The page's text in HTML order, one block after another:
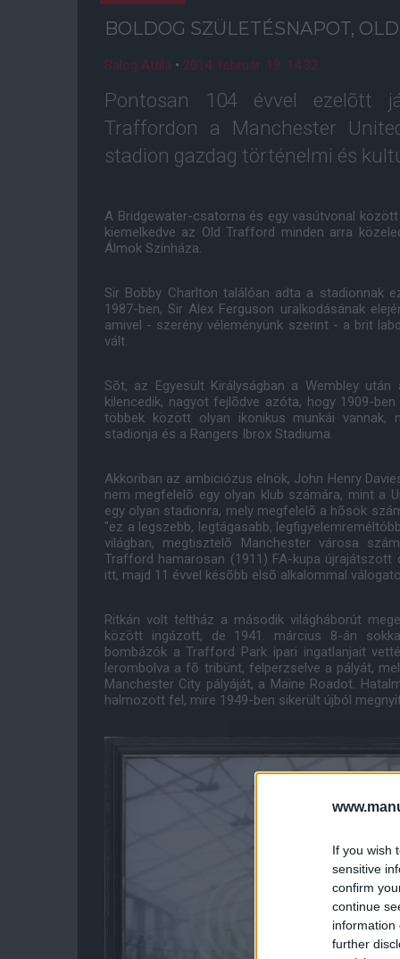
If you wish
sensitive
confirm
continue
information
further
BOLDOG SZÜLETÉSNAPOT,
Balog Attila • 2014. február. 19. 14:32
Pontosan 104 évvel ezelõtt
Traffordon a Manchester
stadion gazdag történelmi és
A Bridgewater-csatorna és egy vasútvonal
kiemelkedve az Old Trafford minden arra
Álmok Színháza.
Sir Bobby Charlton találóan adta a stadionnak
1987-ben, Sir Alex Ferguson uralkodásának
amivel - szerény véleményünk szerint - a brit
vált.
Sõt, az Egyesült Királyságban a Wembley
kilencedik, nagyot fejlõdve azóta, hogy 1909-
többek között olyan ikonikus munkái vannak,
stadionja és a Rangers Ibrox Stadiuma.
Akkoriban az ambiciózus elnök, John Henry
nem megfelelõ egy olyan klub számára, mint a
egy olyan stadionra, mely megfelelõ a hõsök
"ez a legszebb, legtágasabb,
világban, megtisztelõ Manchester városa
Trafford hamarosan (1911) FA-kupa
itt, majd 11 évvel késõbb elsõ alkalommal
Ritkán volt teltház a második világháborút
között ingázott, de 1941. március 8-án
bombázók a Trafford Park ipari ingatlanjait
lerombolva a fõ tribünt, felperzselve a pályát,
Manchester City pályáját, a Maine Roadot.
halmozott fel, mire 1949-ben sikerült újból